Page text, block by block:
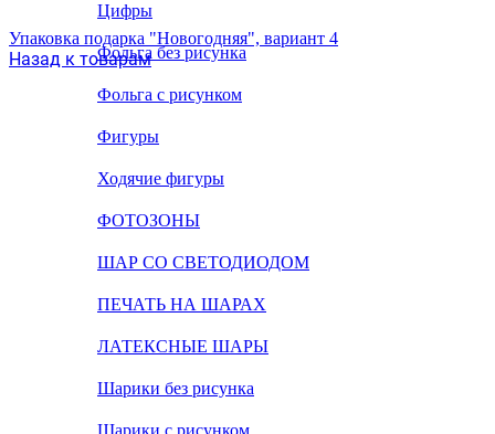
Цифры
Фольга без рисунка
Фольга с рисунком
Фигуры
Ходячие фигуры
ФОТОЗОНЫ
ШАР СО СВЕТОДИОДОМ
ПЕЧАТЬ НА ШАРАХ
ЛАТЕКСНЫЕ ШАРЫ
Шарики без рисунка
Шарики с рисунком
Упаковка подарка "Новогодняя", вариант 4
Назад к товарам